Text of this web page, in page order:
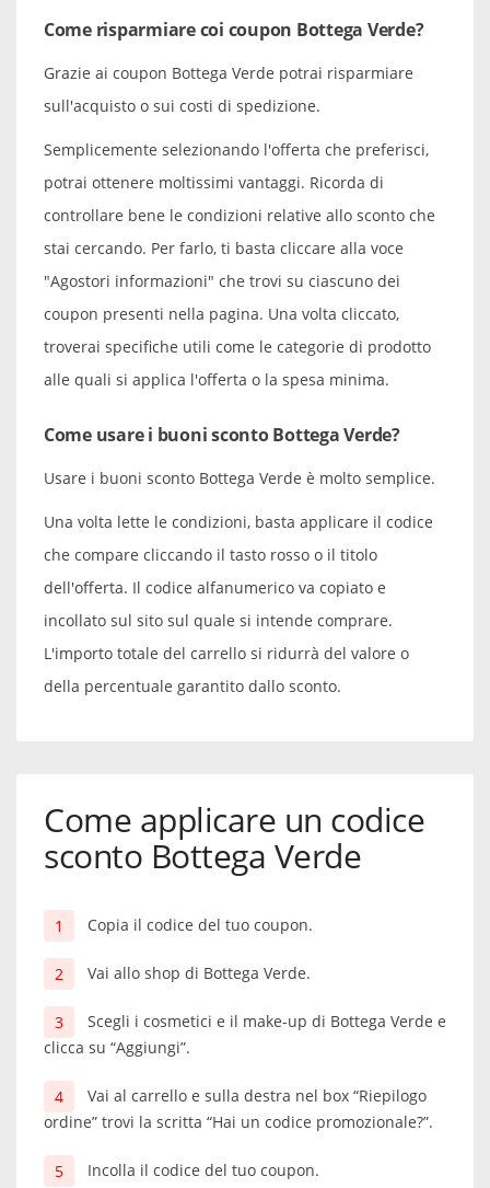
Come risparmiare coi coupon Bottega Verde?
Grazie ai coupon Bottega Verde potrai risparmiare
sull'acquisto o sui costi di spedizione.
Semplicemente selezionando l'offerta che preferisci,
potrai ottenere moltissimi vantaggi. Ricorda di
controllare bene le condizioni relative allo sconto che
stai cercando. Per farlo, ti basta cliccare alla voce
"Agostori informazioni" che trovi su ciascuno dei
coupon presenti nella pagina. Una volta cliccato,
troverai specifiche utili come le categorie di prodotto
alle quali si applica l'offerta o la spesa minima.
Come usare i buoni sconto Bottega Verde?
Usare i buoni sconto Bottega Verde è molto semplice.
Una volta lette le condizioni, basta applicare il codice
che compare cliccando il tasto rosso o il titolo
dell'offerta. Il codice alfanumerico va copiato e
incollato sul sito sul quale si intende comprare.
L'importo totale del carrello si ridurrà del valore o
della percentuale garantito dallo sconto.
Come applicare un codice
sconto Bottega Verde
Copia il codice del tuo coupon.
Vai allo shop di Bottega Verde.
Scegli i cosmetici e il make-up di Bottega Verde e
clicca su “Aggiungi”.
Vai al carrello e sulla destra nel box “Riepilogo
ordine” trovi la scritta “Hai un codice promozionale?”.
Incolla il codice del tuo coupon.